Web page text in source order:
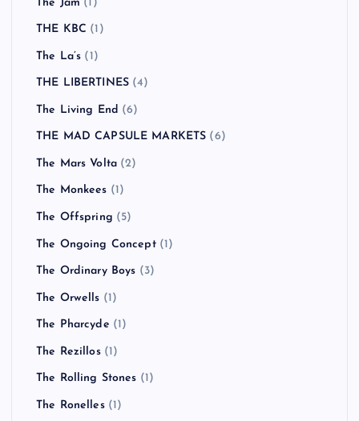
The Jam (1)
THE KBC (1)
The La’s (1)
THE LIBERTINES (4)
The Living End (6)
THE MAD CAPSULE MARKETS (6)
The Mars Volta (2)
The Monkees (1)
The Offspring (5)
The Ongoing Concept(1)
The Ordinary Boys (3)
The Orwells (1)
The Pharcyde (1)
The Rezillos(1)
The Rolling Stones (1)
The Ronelles(1)